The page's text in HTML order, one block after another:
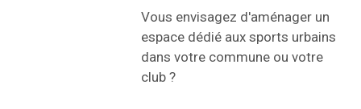
Vous envisagez d'aménager un
espace dédié aux sports urbains
dans votre commune ou votre
club ?